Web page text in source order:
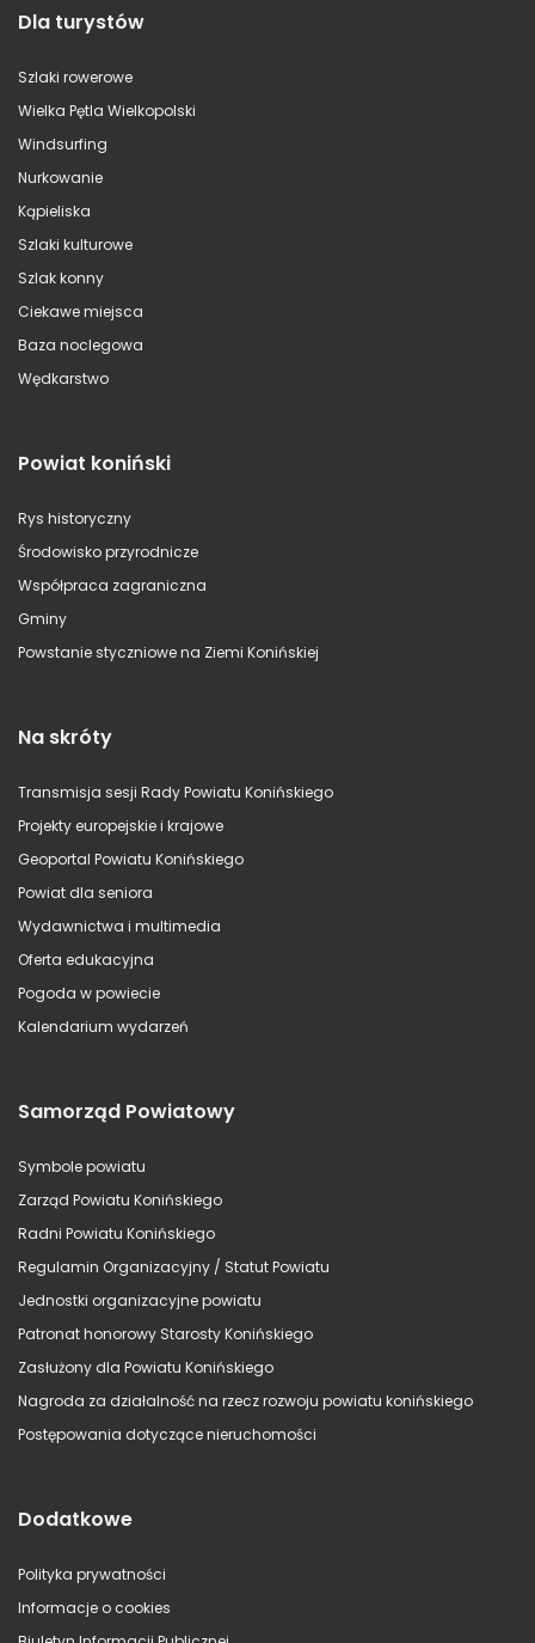
Dla turystów
Szlaki rowerowe
Wielka Pętla Wielkopolski
Windsurfing
Nurkowanie
Kąpieliska
Szlaki kulturowe
Szlak konny
Ciekawe miejsca
Baza noclegowa
Wędkarstwo
Powiat koniński
Rys historyczny
Środowisko przyrodnicze
Współpraca zagraniczna
Gminy
Powstanie styczniowe na Ziemi Konińskiej
Na skróty
Transmisja sesji Rady Powiatu Konińskiego
Projekty europejskie i krajowe
Geoportal Powiatu Konińskiego
Powiat dla seniora
Wydawnictwa i multimedia
Oferta edukacyjna
Pogoda w powiecie
Kalendarium wydarzeń
Samorząd Powiatowy
Symbole powiatu
Zarząd Powiatu Konińskiego
Radni Powiatu Konińskiego
Regulamin Organizacyjny / Statut Powiatu
Jednostki organizacyjne powiatu
Patronat honorowy Starosty Konińskiego
Zasłużony dla Powiatu Konińskiego
Nagroda za działalność na rzecz rozwoju powiatu konińskiego
Postępowania dotyczące nieruchomości
Dodatkowe
Polityka prywatności
Informacje o cookies